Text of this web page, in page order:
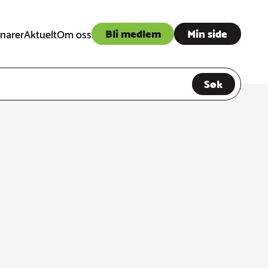
AktueltOm oss Bli medlem Min side
Søk